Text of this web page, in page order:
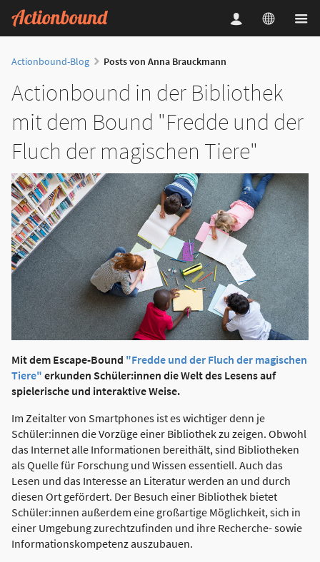
Actionbound-Blog Posts von Anna Brauckmann
Actionbound in der Bibliothek
mit dem Bound "Fredde und der
Fluch der magischen Tiere"
Mit dem Escape-Bound "Fredde und der Fluch der magischen
Tiere" erkunden Schüler:innen die Welt des Lesens auf
spielerische und interaktive Weise.
Im Zeitalter von Smartphones ist es wichtiger denn je
Schüler:innen die Vorzüge einer Bibliothek zu zeigen. Obwohl
das Internet alle Informationen bereithält, sind Bibliotheken
als Quelle für Forschung und Wissen essentiell. Auch das
Lesen und das Interesse an Literatur werden an und durch
diesen Ort gefördert. Der Besuch einer Bibliothek bietet
Schüler:innen außerdem eine großartige Möglichkeit, sich in
einer Umgebung zurechtzufinden und ihre Recherche- sowie
Informationskompetenz auszubauen.